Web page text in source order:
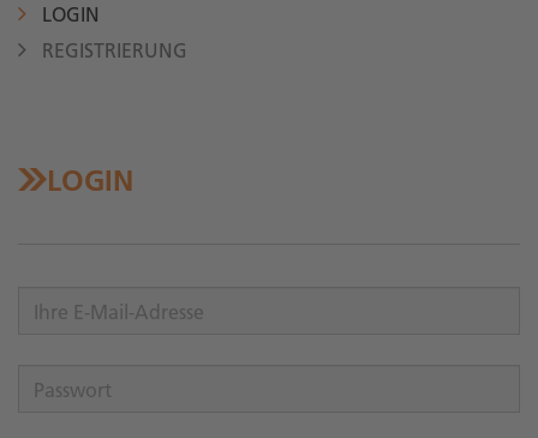
LOGIN
REGISTRIERUNG
LOGIN